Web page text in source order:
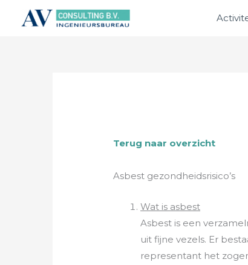
Terug naar overzicht
Asbest gezondheidsrisico’s
Wat is asbest
Asbest is een
uit fijne vezels. Er
representant het